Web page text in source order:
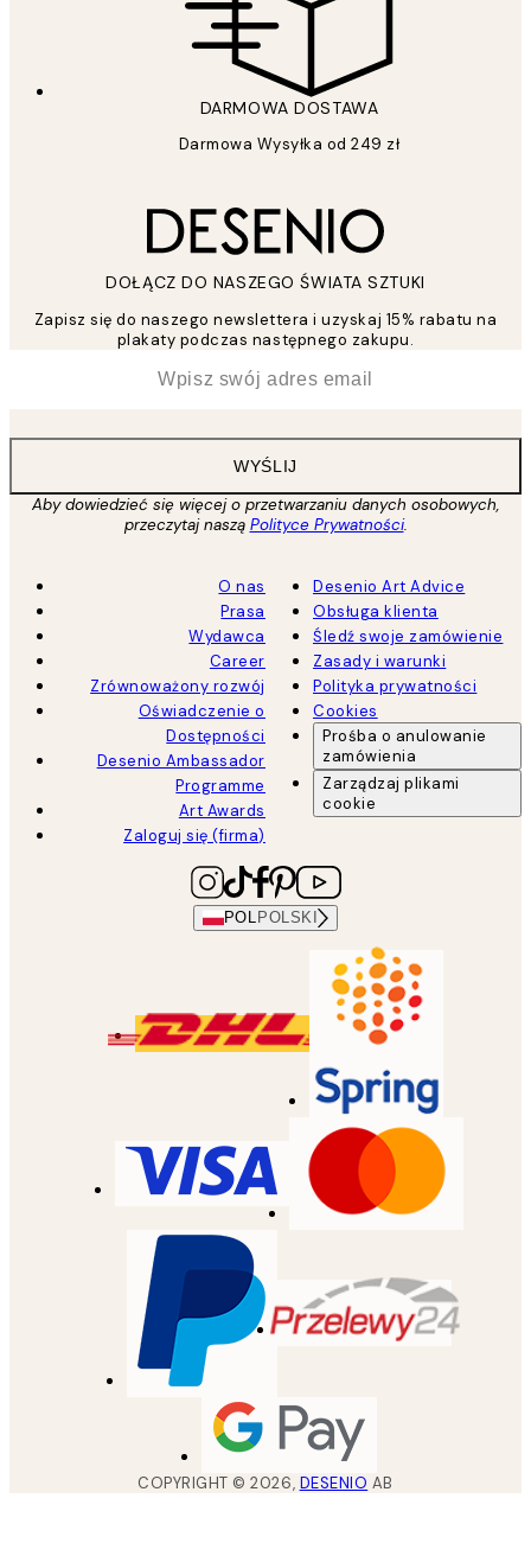
DARMOWA DOSTAWA
Darmowa Wysyłka od 249 zł
DOŁĄCZ DO NASZEGO ŚWIATA SZTUKI
Zapisz się do naszego newslettera i uzyskaj 15% rabatu na
plakaty podczas następnego zakupu.
WYŚLIJ
Aby dowiedzieć się więcej o przetwarzaniu danych osobowych,
przeczytaj naszą Polityce Prywatności.
O nas
Prasa
Wydawca
Career
Zrównoważony rozwój
Oświadczenie o
Dostępności
Desenio Ambassador
Programme
Art Awards
Zaloguj się (firma)
Desenio Art Advice
Obsługa klienta
Śledź swoje zamówienie
Zasady i warunki
Polityka prywatności
Cookies
Prośba o anulowanie
zamówienia
Zarządzaj plikami
cookie
POL POLSKI
COPYRIGHT ©2026, DESENIO AB